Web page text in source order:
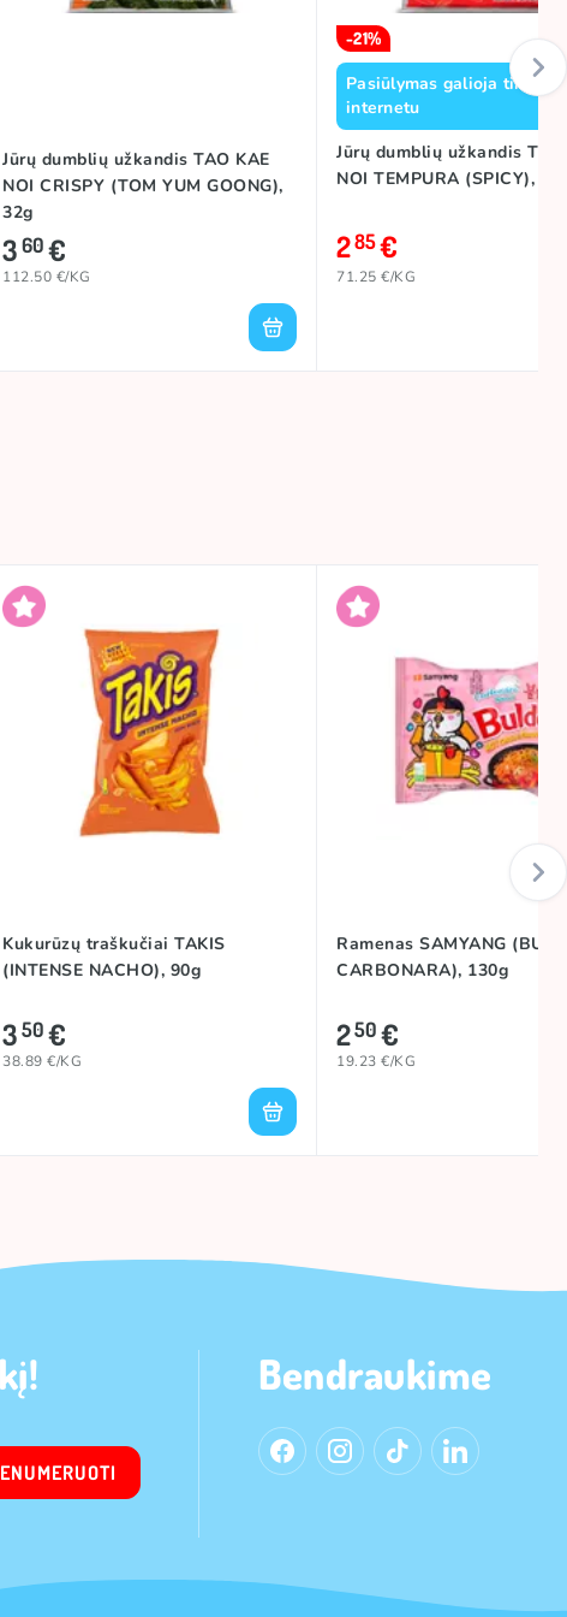
Jūrų dumblių užkandis TAO KAE
NOI CRISPY (TOM YUM GOONG),
32g
360€
112.50 €/KG
-21%
Pasiūlymas galioja tik
internetu
Jūrų dumblių užkandis TAO
NOI TEMPURA (SPICY),
285€
71.25 €/KG
Kukurūzų traškučiai TAKIS
(INTENSE NACHO), 90g
350€
38.89 €/KG
Ramenas SAMYANG
CARBONARA), 130g
250€
19.23 €/KG
Bendraukime